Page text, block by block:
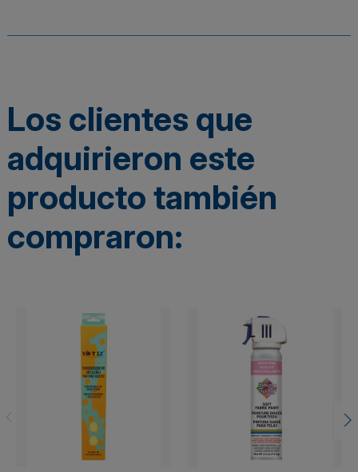
Los clientes que
adquirieron este
producto también
compraron: